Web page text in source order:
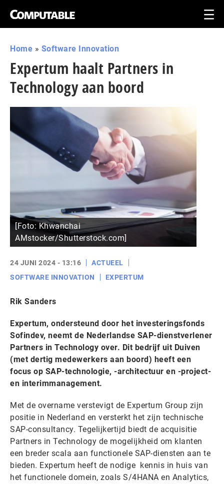
Home » Software Innovation
Expertum haalt Partners in
Technology aan boord
[Foto: Khwanchai
AMstocker/Shutterstock.com]
24 JUNI 2024 - 13:16
ACTUEEL
SOFTWARE INNOVATION
EXPERTUM
Rik Sanders
Expertum, ondersteund door het investeringsfonds
Sofindev, neemt de Nederlandse SAP-dienstverlener
Partners in Technology over. Dit bedrijf uit Duiven
(met dertig medewerkers aan boord) heeft een
focus op SAP-technologie, -architectuur en -project-
en interimmanagement.
Met de overname verstevigt de Expertum Group zijn
positie in Nederland en versterkt het zijn technische
SAP-consultancy. Tegelijkertijd biedt de acquisitie
Partners in Technology de mogelijkheid om klanten
een breder scala aan functionele SAP-diensten aan te
bieden. Expertum heeft de nodige kennis in huis van
het functionele domein, zoals S/4HANA en Analytics,